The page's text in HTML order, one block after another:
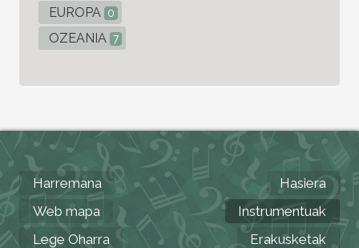
EUROPA 0
OZEANIA 7
Harremana
Web mapa
Lege Oharra
Hasiera
Instrumentuak
Erakusketak